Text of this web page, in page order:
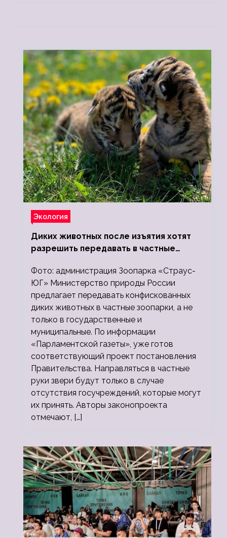
Экология
Диких животных после изъятия хотят
разрешить передавать в частные
Фото: администрация Зоопарка «Страус-
ЮГ» Министерство природы России
предлагает передавать конфискованных
диких животных в частные зоопарки, а не
только в государственные и
муниципальные. По информации
«Парламентской газеты», уже готов
соответствующий проект постановления
Правительства. Направляться в частные
руки звери будут только в случае
отсутствия госучреждений, которые могут
их принять. Авторы законопроекта
отмечают, […]